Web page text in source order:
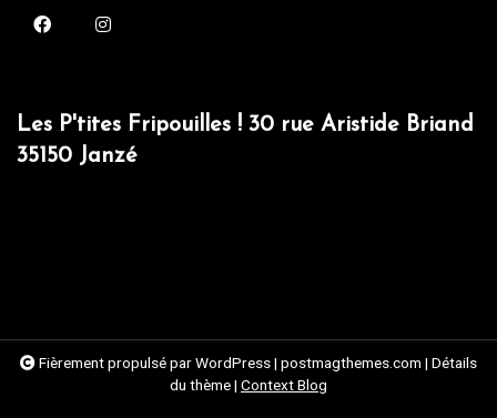
Les P'tites Fripouilles ! 30 rue Aristide Briand
35150 Janzé
Fièrement propulsé par WordPress| postmagthemes.com | Détails
du thème| Context Blog